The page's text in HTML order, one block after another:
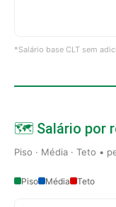
*Salário base CLT sem
🗺️ Salário por
Piso · Média · Teto •
Piso Média Teto